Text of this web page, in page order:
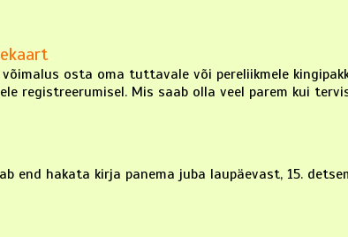
osta oma tuttavale või pereliikmele
registreerumisel. Mis saab olla veel parem kui
end hakata kirja panema juba laupäevast, 15.